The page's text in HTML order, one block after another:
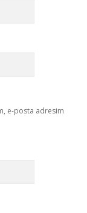
e-posta adresim